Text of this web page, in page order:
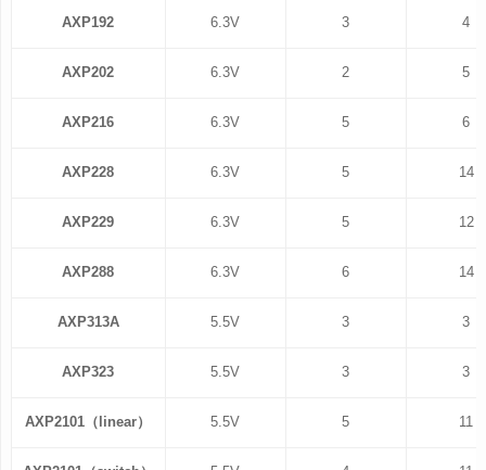
AXP192 6.3V 3 4
AXP202 6.3V 2 5
AXP216 6.3V 5 6
AXP228 6.3V 5 14
AXP229 6.3V 5 12
AXP288 6.3V 6 14
AXP313A 5.5V 3 3
AXP323 5.5V 3 3
AXP2101（linear） 5.5V 5 11